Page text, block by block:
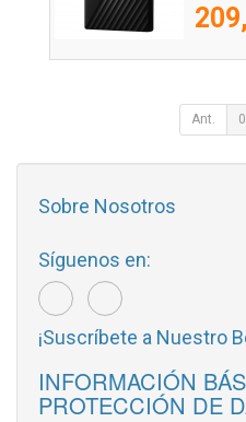
Ant.
Sobre Nosotros
Síguenos en:
¡Suscríbete a Nuestro
INFORMACIÓN
PROTECCIÓN DE